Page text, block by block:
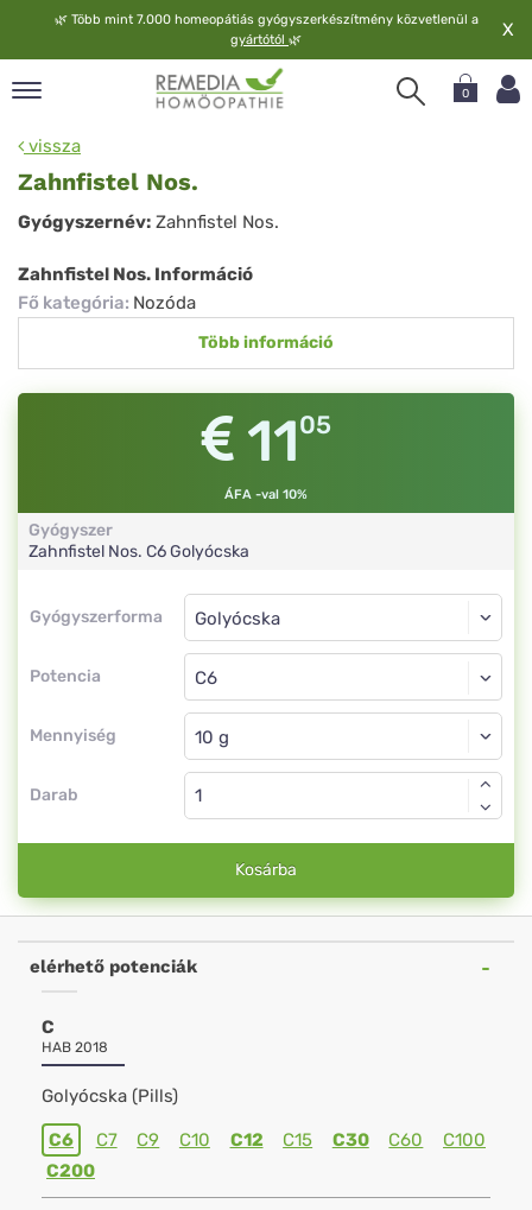
🌿 Több mint 7.000 homeopátiás gyógyszerkészítmény közvetlenül a
gyártótól 🌿 X
0
vissza
Zahnfistel Nos.
Zahnfistel
Nos.
Gyógyszernév: Zahnfistel Nos.
Zahnfistel Nos. Információ
Fő kategória: Nozóda
Több információ
1105
ÁFA -val 10%
Gyógyszer
Zahnfistel Nos. C6Golyócska
Gyógyszerforma
Gyógyszerforma
Potencia
Golyócska
C6
Mennyiség
Golyócska
Darab
Kosárba
elérhető potenciák
C
HAB 2018
Golyócska (Pills)
C6 C7 C9 C10 C12 C15 C30 C60
C100
C200